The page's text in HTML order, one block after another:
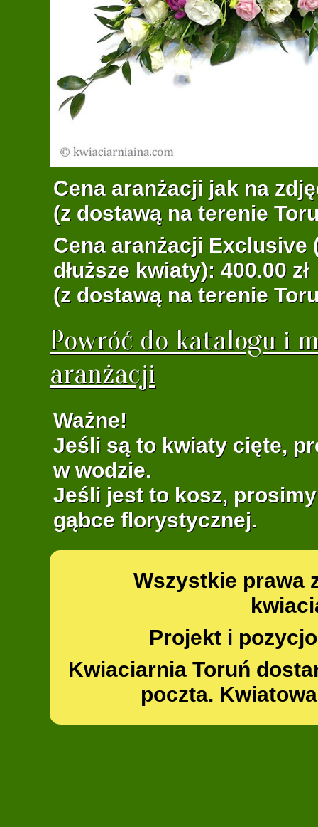
Cena aranżacji jak na
(z dostawą na terenie
Cena aranżacji
dłuższe kwiaty): 400.00 zł
(z dostawą na terenie
Powróć do katalogu i
aranżacji
Ważne!
Jeśli są to kwiaty cięte,
w wodzie.
Jeśli jest to kosz,
gąbce florystycznej.
Wszystkie prawa
Projekt i
Kwiaciarnia Toruń
poczta.